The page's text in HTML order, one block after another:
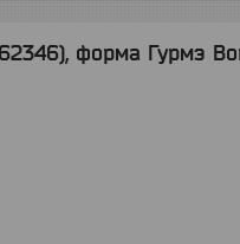
форма Гурмэ